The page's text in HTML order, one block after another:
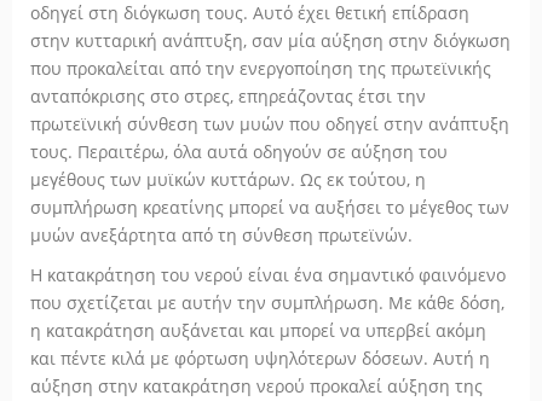
οδηγεί στη διόγκωση τους. Αυτό έχει θετική επίδραση
στην κυτταρική ανάπτυξη, σαν μία αύξηση στην διόγκωση
που προκαλείται από την ενεργοποίηση της πρωτεϊνικής
ανταπόκρισης στο στρες, επηρεάζοντας έτσι την
πρωτεϊνική σύνθεση των μυών που οδηγεί στην ανάπτυξη
τους. Περαιτέρω, όλα αυτά οδηγούν σε αύξηση του
μεγέθους των μυϊκών κυττάρων. Ως εκ τούτου, η
συμπλήρωση κρεατίνης μπορεί να αυξήσει το μέγεθος των
μυών ανεξάρτητα από τη σύνθεση πρωτεϊνών.
Η κατακράτηση του νερού είναι ένα σημαντικό φαινόμενο
που σχετίζεται με αυτήν την συμπλήρωση. Με κάθε δόση,
η κατακράτηση αυξάνεται και μπορεί να υπερβεί ακόμη
και πέντε κιλά με φόρτωση υψηλότερων δόσεων. Αυτή η
αύξηση στην κατακράτηση νερού προκαλεί αύξηση της